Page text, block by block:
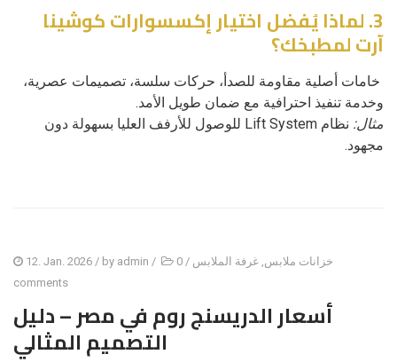
3. لماذا يُفضل اختيار إكسسوارات كوشينا
آرت لمطبخك؟
خامات أصلية مقاومة للصدأ، حركات سلسة، تصميمات عصرية،
وخدمة تنفيذ احترافية مع ضمان طويل الأمد.
مثال:
نظام Lift System للوصول للأرفف العليا بسهولة دون
مجهود.
12. Jan. 2026 / by admin / خزانات ملابس غرفة الملابس /
0
comments
أسعار الدريسنج روم في مصر – دليل
التصميم المثالي